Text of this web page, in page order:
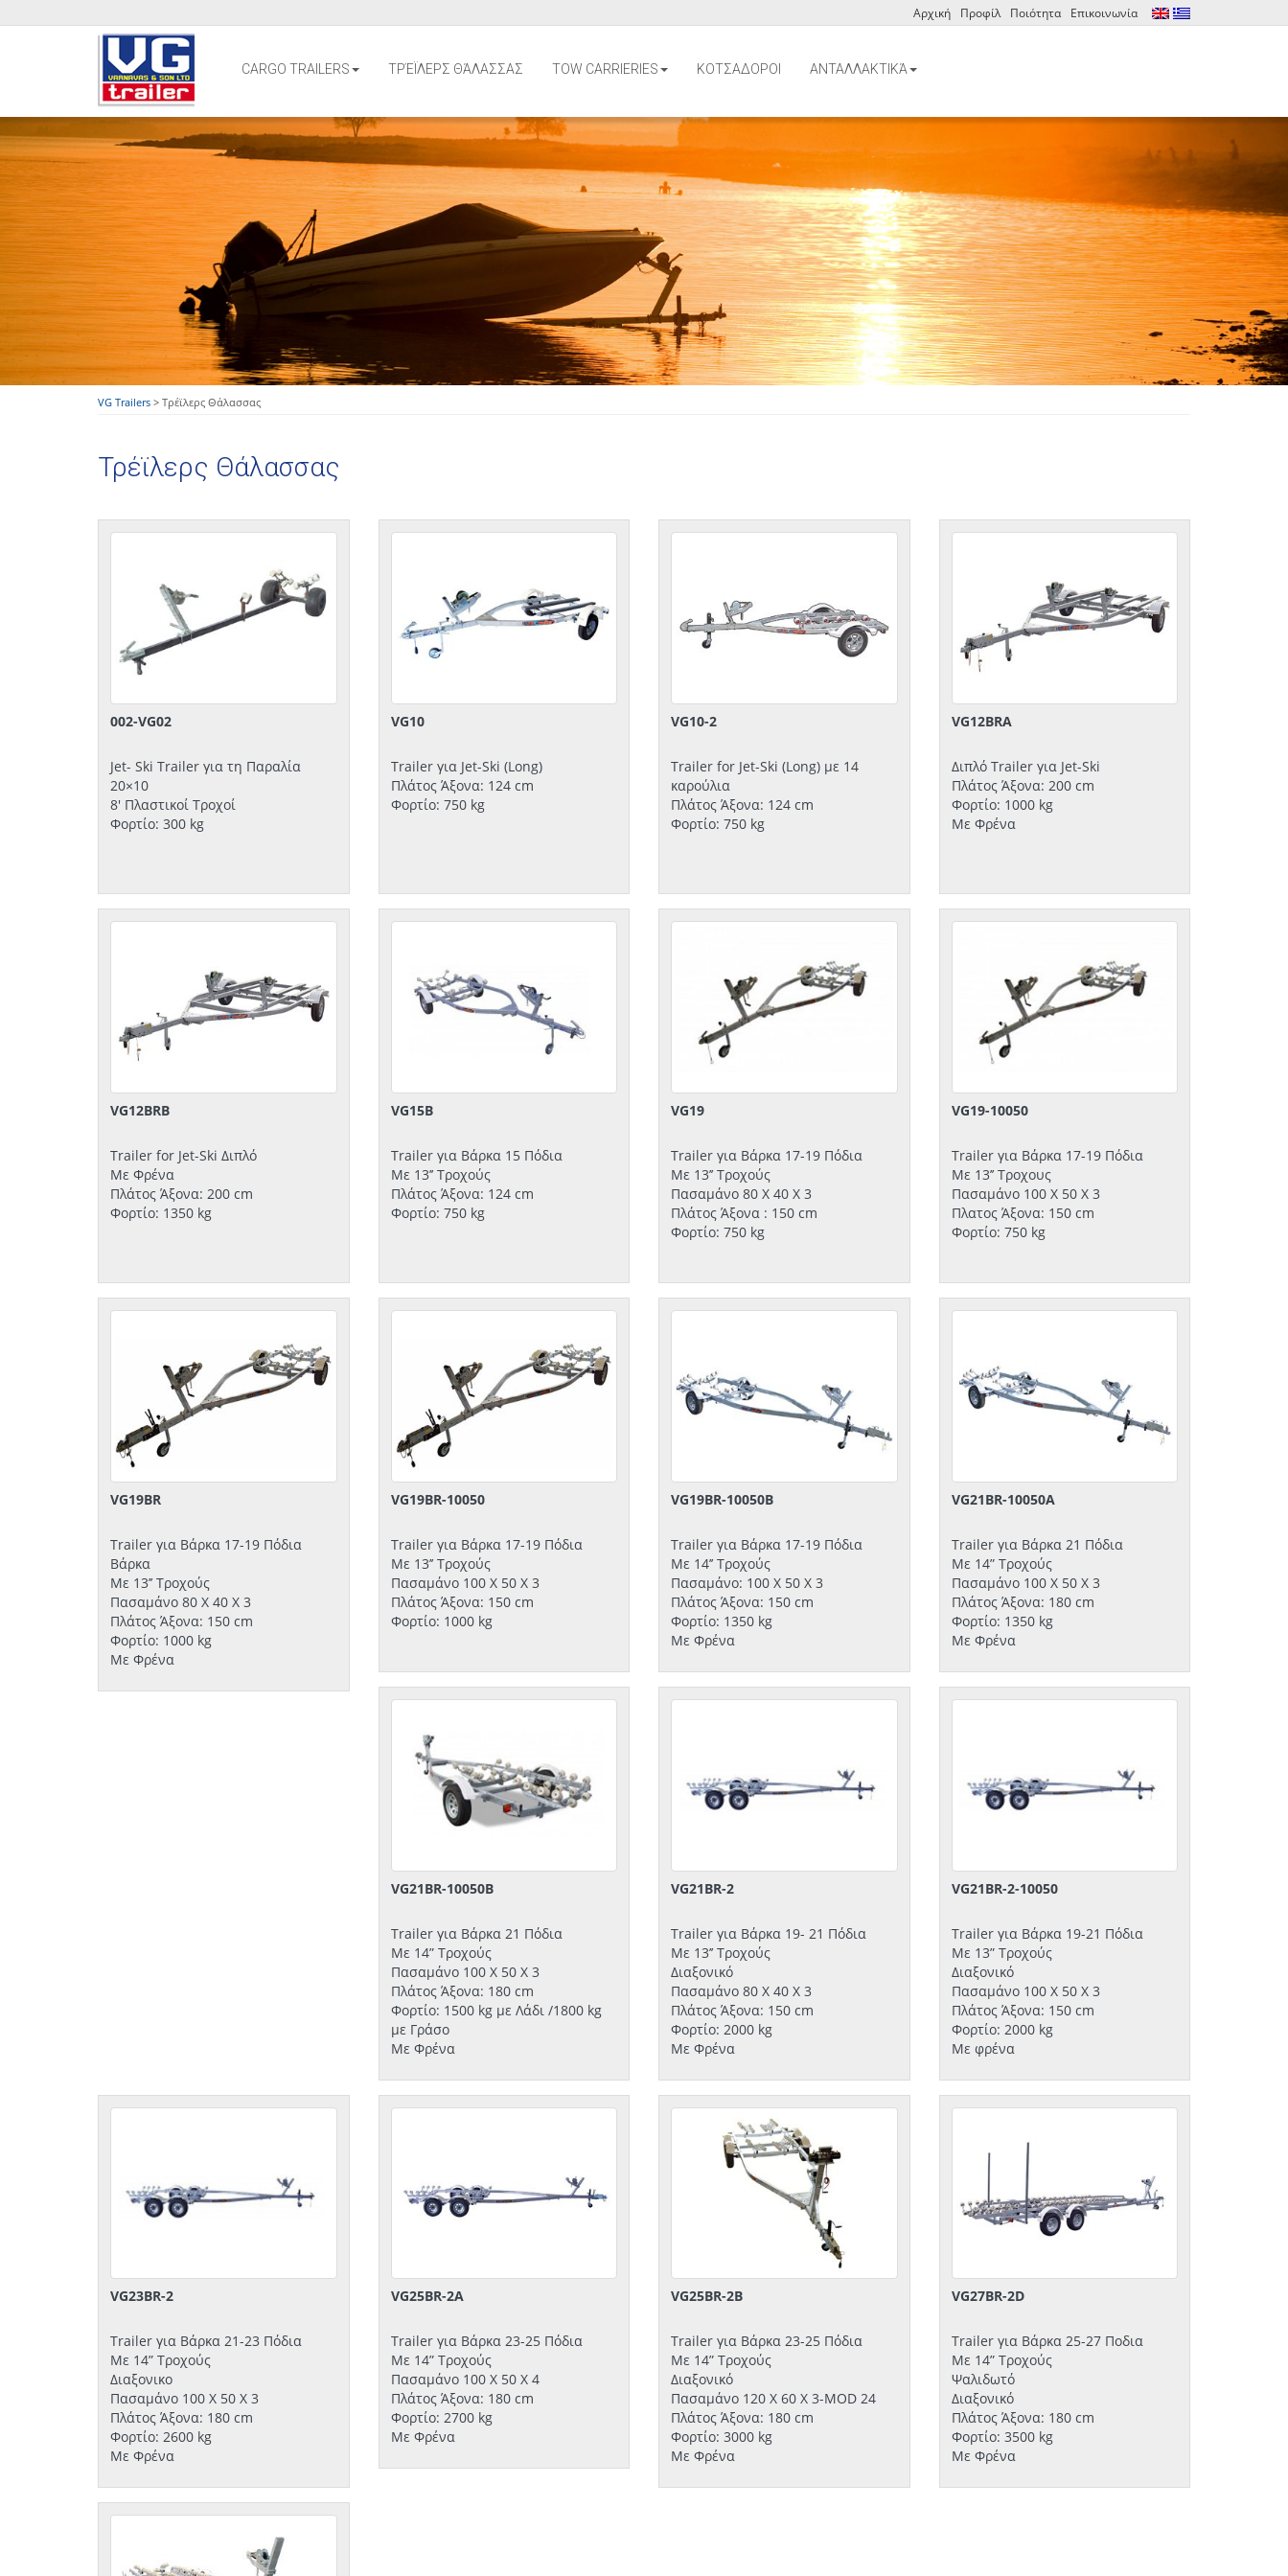
Αρχική Προφίλ Ποιότητα Επικοινωνία
CARGO TRAILERS ΤΡΈΪΛΕΡΣ ΘΆΛΑΣΣΑΣ TOW CARRIERIES ΚΟΤΣΑΔΟΡΟΙ ΑΝΤΑΛΛΑΚΤΙΚΆ
VG Trailers > Τρέϊλερς Θάλασσας
Τρέϊλερς Θάλασσας
002-VG02
Jet- Ski Trailer για τη Παραλία
20×10
8′ Πλαστικοί Τροχοί
Φορτίο: 300 kg
VG10
Trailer για Jet-Ski (Long)
Πλάτος Άξονα: 124 cm
Φορτίο: 750 kg
VG10-2
Trailer for Jet-Ski (Long) με 14
καρούλια
Πλάτος Άξονα: 124 cm
Φορτίο: 750 kg
VG12BRA
Διπλό Trailer για Jet-Ski
Πλάτος Άξονα: 200 cm
Φορτίο: 1000 kg
Με Φρένα
VG12BRB
Trailer for Jet-Ski Διπλό
Με Φρένα
Πλάτος Άξονα: 200 cm
Φορτίο: 1350 kg
VG15B
Trailer για Βάρκα 15 Πόδια
Με 13’’ Τροχούς
Πλάτος Άξονα: 124 cm
Φορτίο: 750 kg
VG19
Trailer για Βάρκα 17-19 Πόδια
Με 13’’ Τροχούς
Πασαμάνο 80 Χ 40 Χ 3
Πλάτος Άξονα : 150 cm
Φορτίο: 750 kg
VG19-10050
Trailer για Βάρκα 17-19 Πόδια
Με 13’’ Τροχους
Πασαμάνο 100 Χ 50 Χ 3
Πλατος Άξονα: 150 cm
Φορτίο: 750 kg
VG19BR
Trailer για Βάρκα 17-19 Πόδια
Βάρκα
Με 13’’ Τροχούς
Πασαμάνο 80 Χ 40 Χ 3
Πλάτος Άξονα: 150 cm
Φορτίο: 1000 kg
Με Φρένα
VG19BR-10050
Trailer για Βάρκα 17-19 Πόδια
Με 13’’ Τροχούς
Πασαμάνο 100 Χ 50 Χ 3
Πλάτος Άξονα: 150 cm
Φορτίο: 1000 kg
VG19BR-10050B
Trailer για Βάρκα 17-19 Πόδια
Με 14’’ Τροχούς
Πασαμάνο: 100 Χ 50 Χ 3
Πλάτος Άξονα: 150 cm
Φορτίο: 1350 kg
Με Φρένα
VG21BR-10050A
Trailer για Βάρκα 21 Πόδια
Με 14” Τροχούς
Πασαμάνο 100 Χ 50 Χ 3
Πλάτος Άξονα: 180 cm
Φορτίο: 1350 kg
Με Φρένα
VG21BR-10050B
Trailer για Βάρκα 21 Πόδια
Με 14” Τροχούς
Πασαμάνο 100 Χ 50 Χ 3
Πλάτος Άξονα: 180 cm
Φορτίο: 1500 kg με Λάδι /1800 kg
με Γράσο
Με Φρένα
VG21BR-2
Trailer για Βάρκα 19- 21 Πόδια
Με 13’’ Τροχούς
Διαξονικό
Πασαμάνο 80 Χ 40 Χ 3
Πλάτος Άξονα: 150 cm
Φορτίο: 2000 kg
Με Φρένα
VG21BR-2-10050
Trailer για Βάρκα 19-21 Πόδια
Με 13” Τροχούς
Διαξονικό
Πασαμάνο 100 Χ 50 Χ 3
Πλάτος Άξονα: 150 cm
Φορτίο: 2000 kg
Με φρένα
VG23BR-2
Trailer για Βάρκα 21-23 Πόδια
Με 14” Τροχούς
Διαξονικο
Πασαμάνο 100 Χ 50 Χ 3
Πλάτος Άξονα: 180 cm
Φορτίο: 2600 kg
Με Φρένα
VG25BR-2A
Trailer για Βάρκα 23-25 Πόδια
Με 14” Τροχούς
Πασαμάνο 100 Χ 50 Χ 4
Πλάτος Άξονα: 180 cm
Φορτίο: 2700 kg
Με Φρένα
VG25BR-2B
Trailer για Βάρκα 23-25 Πόδια
Με 14” Τροχούς
Διαξονικό
Πασαμάνο 120 Χ 60 Χ 3-MOD 24
Πλάτος Άξονα: 180 cm
Φορτίο: 3000 kg
Με Φρένα
VG27BR-2D
Trailer για Βάρκα 25-27 Ποδια
Με 14” Τροχούς
Ψαλιδωτό
Διαξονικό
Πλάτος Άξονα: 180 cm
Φορτίο: 3500 kg
Με Φρένα